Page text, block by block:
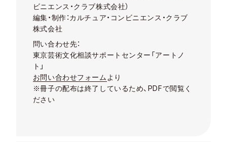
ビニエンス・クラブ株式会社）
編集・制作：カルチュア・コンビニエンス・クラブ
株式会社
問い合わせ先：
東京芸術文化相談サポートセンター「アートノ
ト」
お問い合わせフォーム より
※冊子の配布は終了しているため、PDFで閲覧く
ださい